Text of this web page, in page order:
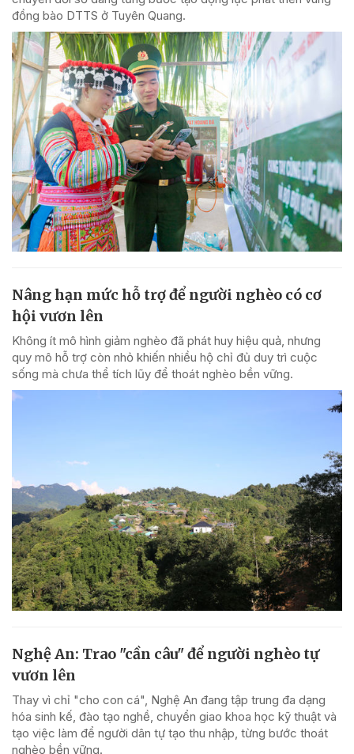
đồng bào DTTS ở Tuyên Quang.
Nâng hạn mức hỗ trợ để người nghèo có cơ
hội vươn lên
Không ít mô hình giảm nghèo đã phát huy hiệu quả, nhưng
quy mô hỗ trợ còn nhỏ khiến nhiều hộ chỉ đủ duy trì cuộc
sống mà chưa thể tích lũy để thoát nghèo bền vững.
Nghệ An: Trao "cần câu" để người nghèo tự
vươn lên
Thay vì chỉ "cho con cá", Nghệ An đang tập trung đa dạng
hóa sinh kế, đào tạo nghề, chuyển giao khoa học kỹ thuật và
tạo việc làm để người dân tự tạo thu nhập, từng bước thoát
nghèo bền vững.